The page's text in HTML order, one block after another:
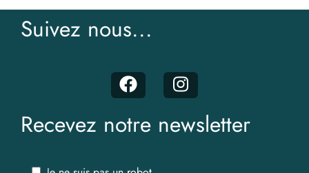
Suivez nous...
Recevez notre newsletter